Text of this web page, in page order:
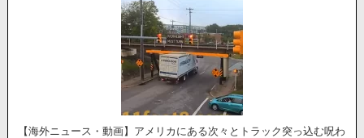
【海外ニュース・動画】アメリカにある次々とトラック突っ込む呪わ